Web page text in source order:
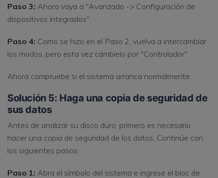
Paso 3: Ahora vaya a "Avanzado -> Configuración de
dispositivos integrados".
Paso 4: Como se hizo en el Paso 2, vuelva a intercambiar
los modos, pero esta vez cámbielo por "Controlador"
Ahora compruebe si el sistema arranca normalmente.
Solución 5: Haga una copia de seguridad de
sus datos
Antes de analizar su disco duro, primero es necesario
hacer una copia de seguridad de los datos. Continúe con
los siguientes pasos:
Paso 1: Abra el símbolo del sistema e ingrese el bloc de